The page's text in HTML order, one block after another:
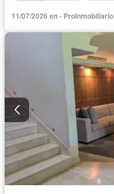
11/07/2026 en - Proinmobiliario